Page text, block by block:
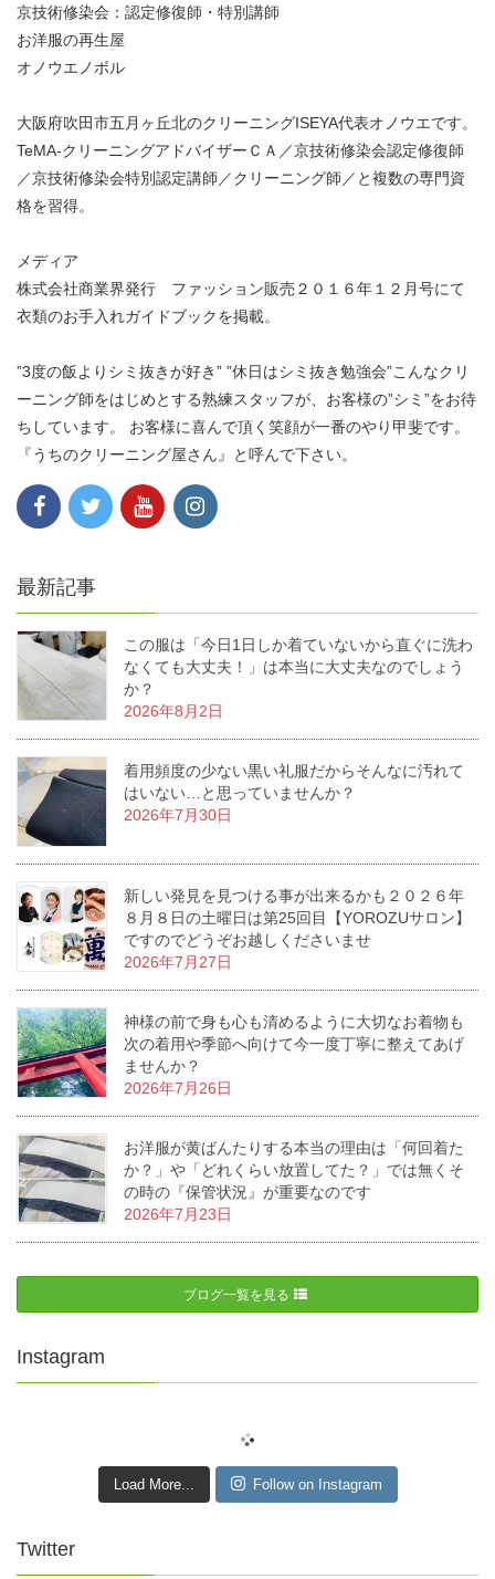
京技術修染会：認定修復師・特別講師
お洋服の再生屋
オノウエノボル
大阪府吹田市五月ヶ丘北のクリーニングISEYA代表オノウエです。
TeMA-クリーニングアドバイザーＣＡ／京技術修染会認定修復師
／京技術修染会特別認定講師／クリーニング師／と複数の専門資
格を習得。
メディア
株式会社商業界発行 ファッション販売２０１６年１２月号にて
衣類のお手入れガイドブックを掲載。
”3度の飯よりシミ抜きが好き” ”休日はシミ抜き勉強会”こんなクリ
ーニング師をはじめとする熟練スタッフが、お客様の”シミ”をお待
ちしています。 お客様に喜んで頂く笑顔が一番のやり甲斐です。
『うちのクリーニング屋さん』と呼んで下さい。
最新記事
この服は「今日1日しか着ていないから直ぐに洗わ
なくても大丈夫！」は本当に大丈夫なのでしょう
か？
2026年8月2日
着用頻度の少ない黒い礼服だからそんなに汚れて
はいない…と思っていませんか？
2026年7月30日
新しい発見を見つける事が出来るかも２０２６年
８月８日の土曜日は第25回目【YOROZUサロン】
ですのでどうぞお越しくださいませ
2026年7月27日
神様の前で身も心も清めるように大切なお着物も
次の着用や季節へ向けて今一度丁寧に整えてあげ
ませんか？
2026年7月26日
お洋服が黄ばんたりする本当の理由は「何回着た
か？」や「どれくらい放置してた？」では無くそ
の時の『保管状況』が重要なのです
2026年7月23日
ブログ一覧を見る
Instagram
Load More... Follow on Instagram
Twitter